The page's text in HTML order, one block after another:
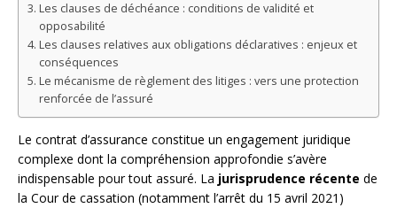
Les clauses de déchéance : conditions de validité et
opposabilité
Les clauses relatives aux obligations déclaratives : enjeux et
conséquences
Le mécanisme de règlement des litiges : vers une protection
renforcée de l’assuré
Le contrat d’assurance constitue un engagement juridique
complexe dont la compréhension approfondie s’avère
indispensable pour tout assuré. La jurisprudence récente de
la Cour de cassation (notamment l’arrêt du 15 avril 2021)